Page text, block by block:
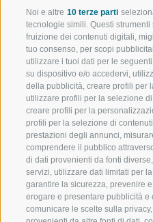
Noi e altre 10 terze parti
tecnologie simili. Questi
fruizione dei contenuti digitali,
tuo consenso, per scopi
utilizzare i tuoi dati per le
su dispositivo e/o accedervi,
della pubblicità, creare profili per
utilizzare profili per la selezione
creare profili per la
profili per la selezione di
prestazioni degli annunci,
comprendere il pubblico
di dati provenienti da fonti
servizi, utilizzare dati limitati per
garantire la sicurezza, prevenire
erogare e presentare pubblicità e
comunicare le scelte sulla
BENVENUTI NELLA
TURISTICA DI
VAL GIOVO
VAL RACINES
VAL RIDANNA
IMPIANTI DI RISALITA